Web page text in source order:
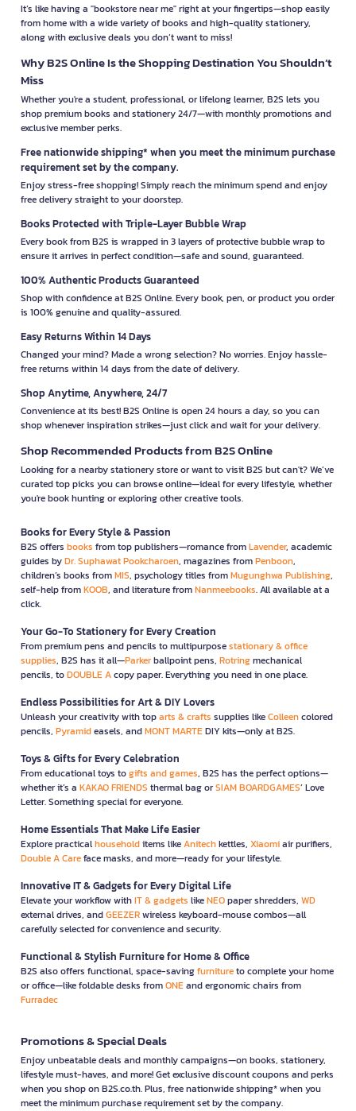
It’s like having a "bookstore near me" right at your fingertips—shop easily
from home with a wide variety of books and high-quality stationery,
along with exclusive deals you don’t want to miss!
Why B2S Online Is the Shopping Destination You Shouldn’t
Miss
Whether you're a student, professional, or lifelong learner, B2S lets you
shop premium books and stationery 24/7—with monthly promotions and
exclusive member perks.
Free nationwide shipping* when you meet the minimum purchase
requirement set by the company.
Enjoy stress-free shopping! Simply reach the minimum spend and enjoy
free delivery straight to your doorstep.
Books Protected with Triple-Layer Bubble Wrap
Every book from B2S is wrapped in 3 layers of protective bubble wrap to
ensure it arrives in perfect condition—safe and sound, guaranteed.
100% Authentic Products Guaranteed
Shop with confidence at B2S Online. Every book, pen, or product you order
is 100% genuine and quality-assured.
Easy Returns Within 14 Days
Changed your mind? Made a wrong selection? No worries. Enjoy hassle-
free returns within 14 days from the date of delivery.
Shop Anytime, Anywhere, 24/7
Convenience at its best! B2S Online is open 24 hours a day, so you can
shop whenever inspiration strikes—just click and wait for your delivery.
Shop Recommended Products from B2S Online
Looking for a nearby stationery store or want to visit B2S but can't? We’ve
curated top picks you can browse online—ideal for every lifestyle, whether
you're book hunting or exploring other creative tools.
Books for Every Style & Passion
B2S offers books from top publishers—romance fromLavender, academic
guides byDr. Suphawat Pookcharoen, magazines fromPenboon,
children’s books fromMIS, psychology titles fromMugunghwa Publishing,
self-help fromKOOB, and literature fromNanmeebooks. All available at a
click.
Your Go-To Stationery for Every Creation
From premium pens and pencils to multipurposestationary & office
supplies, B2S has it all—Parkerballpoint pens, Rotringmechanical
pencils, toDOUBLE Acopy paper. Everything you need in one place.
Endless Possibilities for Art & DIY Lovers
Unleash your creativity with toparts & crafts supplies likeColleencolored
pencils, Pyramideasels, andMONT MARTEDIY kits—only at B2S.
Toys & Gifts for Every Celebration
From educational toys togifts and games, B2S has the perfect options—
whether it’s a KAKAO FRIENDS thermal bag orSIAM BOARDGAMES’ Love
Letter. Something special for everyone.
Home Essentials That Make Life Easier
Explore practicalhouseholditems likeAnitechkettles, Xiaomiair purifiers,
Double A Careface masks, and more—ready for your lifestyle.
Innovative IT & Gadgets for Every Digital Life
Elevate your workflow withIT & gadgets likeNEOpaper shredders, WD
external drives, andGEEZERwireless keyboard-mouse combos—all
carefully selected for convenience and security.
Functional & Stylish Furniture for Home & Office
B2S also offers functional, space-savingfurnitureto complete your home
or office—like foldable desks fromONEand ergonomic chairs from
Furradec
Promotions & Special Deals
Enjoy unbeatable deals and monthly campaigns—on books, stationery,
lifestyle must-haves, and more! Get exclusive discount coupons and perks
when you shop on B2S.co.th. Plus, free nationwide shipping* when you
meet the minimum purchase requirement set by the company.